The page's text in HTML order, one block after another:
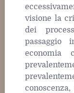
visione la
dei
economia